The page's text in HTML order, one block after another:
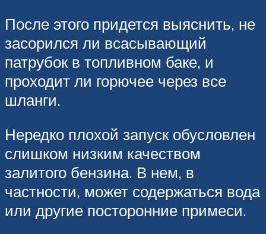
После этого придется выяснить, не
засорился ли всасывающий
патрубок в топливном баке, и
проходит ли горючее через все
шланги.
Нередко плохой запуск обусловлен
слишком низким качеством
залитого бензина. В нем, в
частности, может содержаться вода
или другие посторонние примеси.